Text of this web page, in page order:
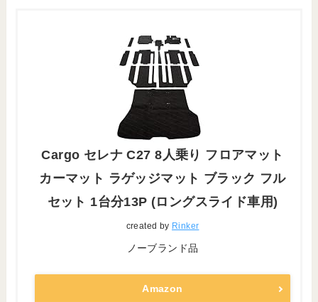
Cargo セレナ C27 8人乗り フロアマット
カーマット ラゲッジマット ブラック フル
セット 1台分13P (ロングスライド車用)
created by Rinker
ノーブランド品
Amazon